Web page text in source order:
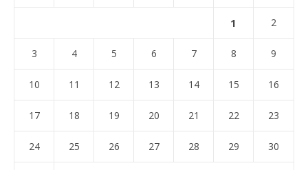
1 2
3 4 5 6 7 8 9
10 11 12 13 14 15 16
17 18 19 20 21 22 23
24 25 26 27 28 29 30